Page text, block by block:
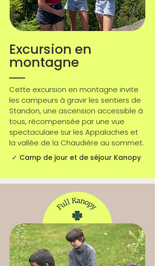
Excursion en
montagne
Cette excursion en montagne invite
les campeurs à gravir les sentiers de
Standon, une ascension accessible à
tous, récompensée par une vue
spectaculaire sur les Appalaches et
la vallée de la Chaudière au sommet.
✓ Camp de jour et de séjour Kanopy